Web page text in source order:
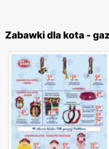
Zabawki dla kota -